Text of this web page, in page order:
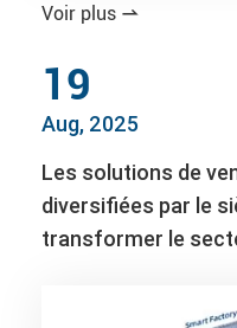
Voir plus 
19
Aug, 2025
Les solutions de
diversifiées par le
transformer le